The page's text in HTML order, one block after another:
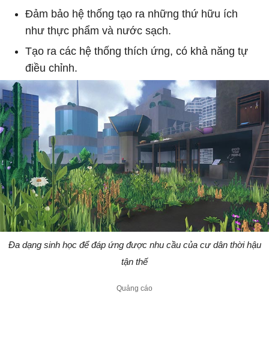
Đảm bảo hệ thống tạo ra những thứ hữu ích
như thực phẩm và nước sạch.
Tạo ra các hệ thống thích ứng, có khả năng tự
điều chỉnh.
Đa dạng sinh học để đáp ứng được nhu cầu của cư dân thời hậu
tận thế